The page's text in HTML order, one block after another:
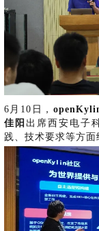
K
i
n
6月10日，
佳阳 出席西安电子
践、技术要求等方面